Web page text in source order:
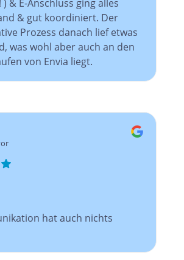
) & E-Anschluss ging alles
& gut koordiniert. Der
Prozess danach lief etwas
was wohl aber auch an den
von Envia liegt.
hat auch nichts